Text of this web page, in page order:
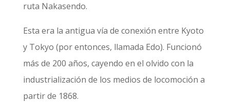
ruta Nakasendo.
Esta era la antigua vía de conexión entre Kyoto
y Tokyo (por entonces, llamada Edo). Funcionó
más de 200 años, cayendo en el olvido con la
industrialización de los medios de locomoción a
partir de 1868.